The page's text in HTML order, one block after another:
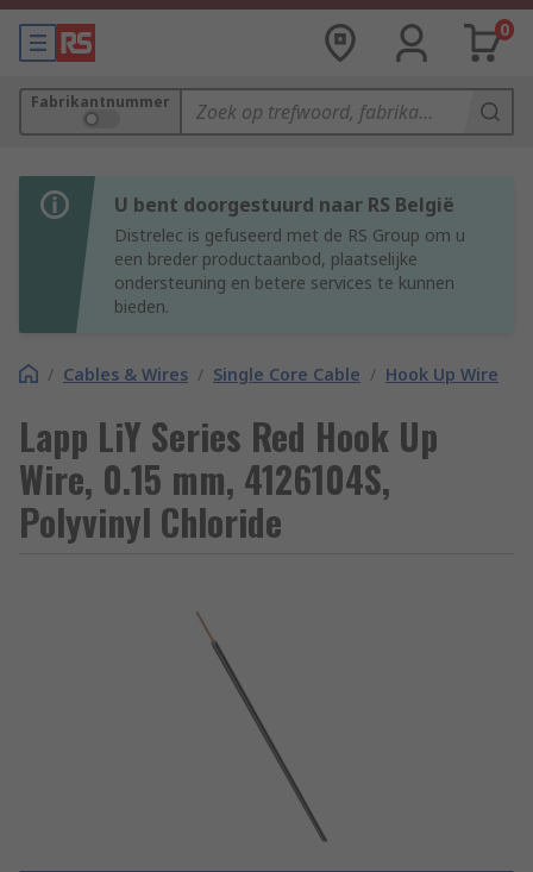
0
Fabrikantnummer
U bent doorgestuurd naar RS België
Distrelec is gefuseerd met de RS Group om u
een breder productaanbod, plaatselijke
ondersteuning en betere services te kunnen
bieden.
/ Cables & Wires / Single Core Cable / Hook Up Wire
Lapp LiY Series Red Hook Up
Wire, 0.15 mm, 4126104S,
Polyvinyl Chloride